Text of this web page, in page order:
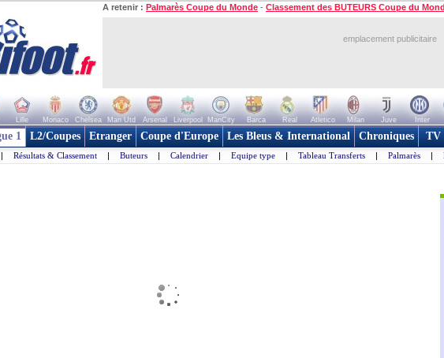
A retenir : Palmarès Coupe du Monde - Classement des BUTEURS Coupe du
emplacement publicitaire
Lille Monaco Chelsea Man Utd Arsenal Liverpool ManCity Barca Real Atletico Milan Juve Inter
1 L2/Coupes Etranger Coupe d'Europe Les Bleus & International Chroniques TV
| Résultats & Classement | Buteurs | Calendrier | Equipe type | Tableau Transferts | Palmarès |